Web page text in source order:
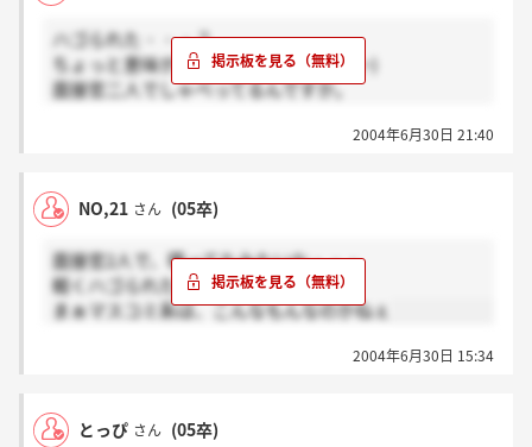
ハゴられた・・・？
ちょっと意味が分からないですけど(~_~)
面接官二人でしゃべってるんですか。
2004年6月30日 21:40
NO,21 さん (05卒)
面接官2人で、喋ってたみたいな・・・
軽くハゴられた感じだったね
まぁマスコミ系は、こんなもんなのかねぇ
2004年6月30日 15:34
とっぴ さん (05卒)